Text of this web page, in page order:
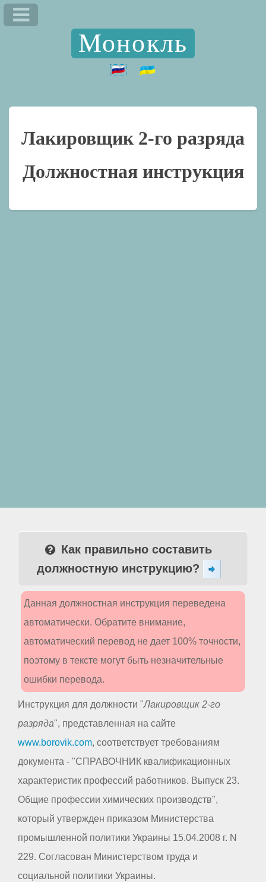
Монокль
Лакировщик 2-го разряда
Должностная инструкция
Как правильно составить
должностную инструкцию?
Данная должностная инструкция переведена
автоматически. Обратите внимание,
автоматический перевод не дает 100% точности,
поэтому в тексте могут быть незначительные
ошибки перевода.
Инструкция для должности "Лакировщик 2-го
разряда", представленная на сайте
www.borovik.com, соответствует требованиям
документа - "СПРАВОЧНИК квалификационных
характеристик профессий работников. Выпуск 23.
Общие профессии химических производств",
который утвержден приказом Министерства
промышленной политики Украины 15.04.2008 г. N
229. Согласован Министерством труда и
социальной политики Украины.